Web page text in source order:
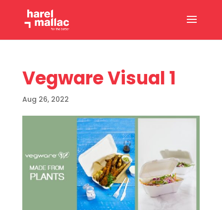
Vegware Visual 1
Aug 26, 2022